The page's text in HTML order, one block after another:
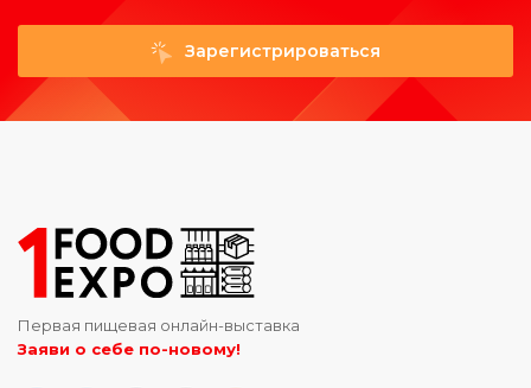
Зарегистрироваться
Первая пищевая онлайн-выставка
Заяви о себе по-новому!